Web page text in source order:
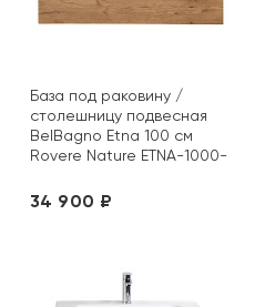
База под раковину /
столешницу подвесная
BelBagno Etna 100 см
Rovere Nature ETNA-1000-
34 900 ₽